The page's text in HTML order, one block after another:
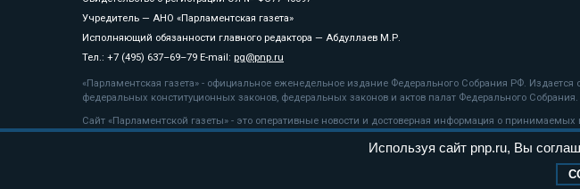
Учредитель — АНО «Парламентская газета»
Исполняющий обязанности главного редактора — Абдуллаев М.Р.
Тел.: +7 (495) 637–69–79 E-mail: pg@pnp.ru
«Парламентская газета» - официальное еженедельное издание Федерального Собрания РФ.
федеральных конституционных законов, федеральных законов и актов палат Федерального
Сайт «Парламентской газеты» - это оперативные новости и достоверная информация о
«Парламентской газеты» активная ссылка на pnp.ru обязательна.
рекомендательные технологии
Используя сайт pnp.ru, Вы